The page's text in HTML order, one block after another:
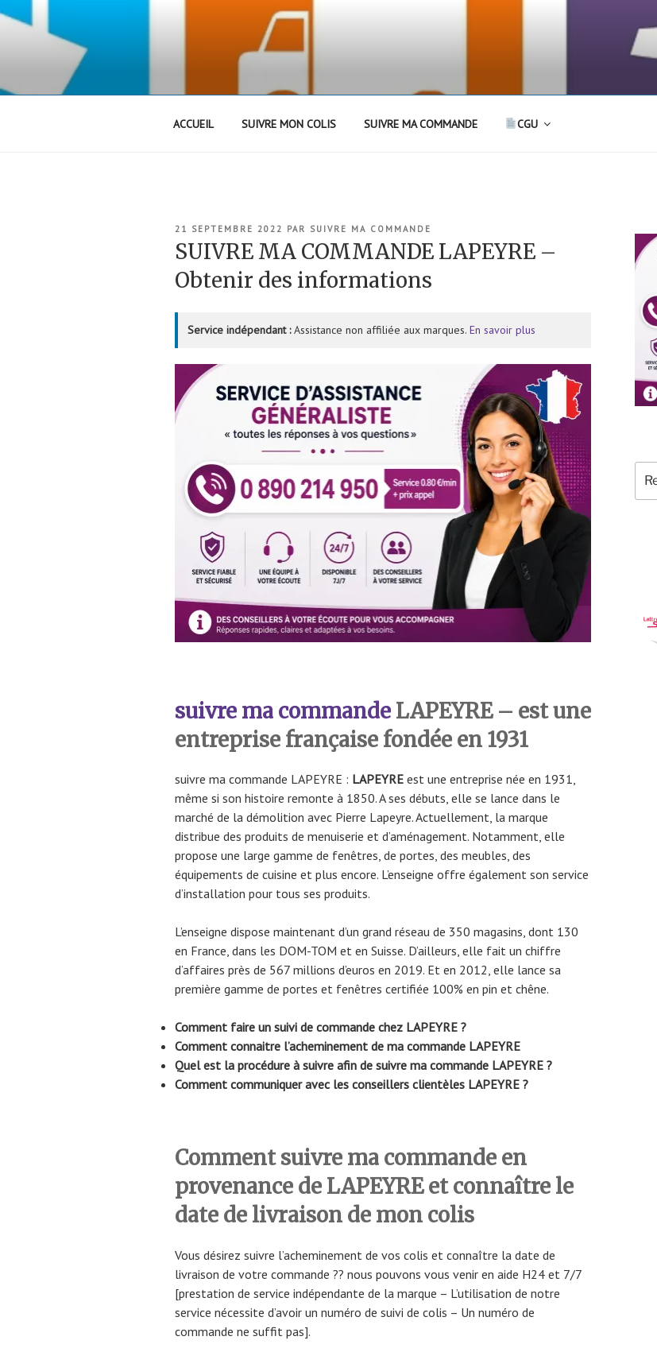
Aller
ACCUEIL SUIVRE MON COLIS SUIVRE MA COMMANDE CGU
PUBLIÉ
LE
21 SEPTEMBRE 2022 PAR SUIVRE MA COMMANDE
SUIVRE MA COMMANDE LAPEYRE –
Obtenir des informations
Service indépendant :Assistance non affiliée aux marques. En savoir plus
suivre ma commande LAPEYRE – est une
entreprise française fondée en 1931
suivre ma commande LAPEYRE : LAPEYRE est une entreprise née en 1931,
même si son histoire remonte à 1850. A ses débuts, elle se lance dans le
marché de la démolition avec Pierre Lapeyre. Actuellement, la marque
distribue des produits de menuiserie et d’aménagement. Notamment, elle
propose une large gamme de fenêtres, de portes, des meubles, des
équipements de cuisine et plus encore. L’enseigne offre également son service
d’installation pour tous ses produits.
L’enseigne dispose maintenant d’un grand réseau de 350 magasins, dont 130
en France, dans les DOM-TOM et en Suisse. D’ailleurs, elle fait un chiffre
d’affaires près de 567 millions d’euros en 2019. Et en 2012, elle lance sa
première gamme de portes et fenêtres certifiée 100% en pin et chêne.
Comment faire un suivi de commande chez LAPEYRE ?
Comment connaitre l’acheminement de ma commande LAPEYRE
Quel est la procédure à suivre afin de suivre ma commande LAPEYRE ?
Comment communiquer avec les conseillers clientèles LAPEYRE ?
Comment suivre ma commande en
provenance de LAPEYRE et connaître le
date de livraison de mon colis
Vous désirez suivre l’acheminement de vos colis et connaître la date de
livraison de votre commande ?? nous pouvons vous venir en aide H24 et 7/7
[prestation de service indépendante de la marque – L’utilisation de notre
service nécessite d’avoir un numéro de suivi de colis – Un numéro de
commande ne suffit pas].
pour